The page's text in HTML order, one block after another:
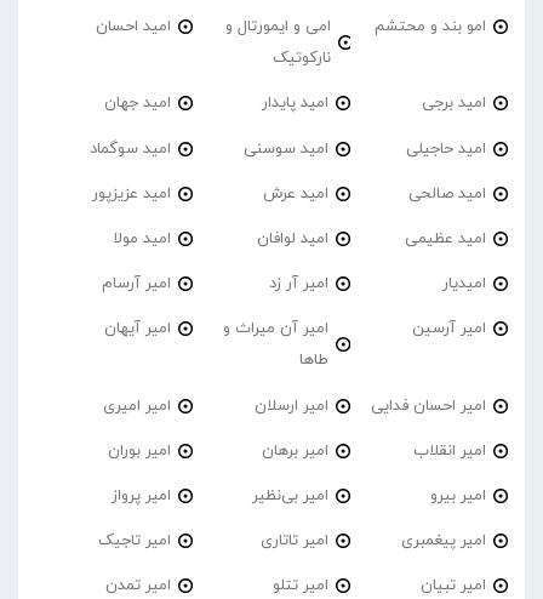
امو بند و محتشم
امی و ایمورتال و
نارکوتیک
امید احسان
امید برجی امید پایدار امید جهان
امید حاجیلی امید سوسنی امید سوگماد
امید صالحی امید عرش امید عزیزپور
امید عظیمی امید لوافان امید مولا
امیدیار امیر آر زد امیر آرسام
امیر آرسین
امیر آن میراث و
طاها
امیر آیهان
امیر احسان فدایی امیر ارسلان امیر امیری
امیر انقلاب امیر برهان امیر‌ بوران
امیر بیرو امیر بی‌نظیر امیر پرواز
امیر پیغمبری امیر تاتاری امیر تاجیک
امیر تبیان امیر تتلو امیر تمدن